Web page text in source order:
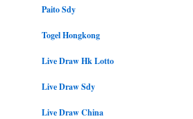
Paito Sdy
Togel Hongkong
Live Draw Hk Lotto
Live Draw Sdy
Live Draw China